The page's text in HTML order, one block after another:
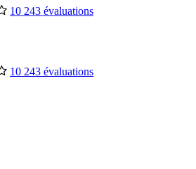
10 243 évaluations
10 243 évaluations